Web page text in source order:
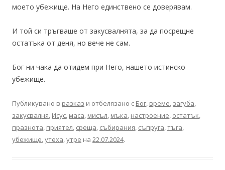
моето убежище. На Него единствено се доверявам.
И той си тръгваше от закусвалнята, за да посрещне
остатъка от деня, но вече не сам.
Бог ни чака да отидем при Него, нашето истинско
убежище.
Публикувано в разказ и отбелязано с Бог, време, загуба,
закусвалня, Исус, маса, мисъл, мъка, настроение, остатък,
празнота, приятел, среща, събирания, съпруга,тъга,
убежище,утеха,утре на 22.07.2024.